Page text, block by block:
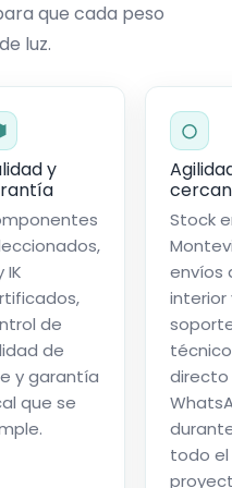
que cada peso
luz.
y
IK
de
de
y garantía
que se
Stock
envíos
interior
técnico
directo
todo el